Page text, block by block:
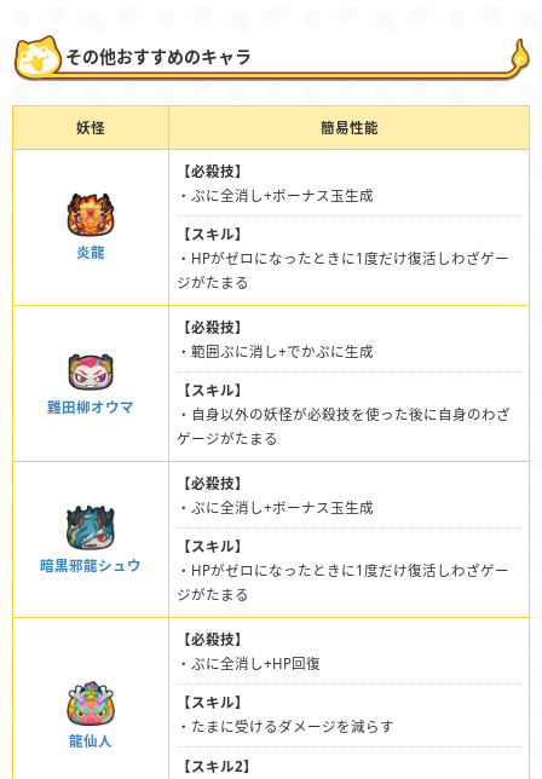
その他おすすめのキャラ
妖怪 簡易性能
炎龍
【必殺技】
・ぷに全消し+ボーナス玉生成
【スキル】
・HPがゼロになったときに1度だけ復活しわざゲー
ジがたまる
難田柳オウマ
【必殺技】
・範囲ぷに消し+でかぷに生成
【スキル】
・自身以外の妖怪が必殺技を使った後に自身のわざ
ゲージがたまる
暗黒邪龍シュウ
【必殺技】
・ぷに全消し+ボーナス玉生成
【スキル】
・HPがゼロになったときに1度だけ復活しわざゲー
ジがたまる
龍仙人
【必殺技】
・ぷに全消し+HP回復
【スキル】
・たまに受けるダメージを減らす
【スキル2】